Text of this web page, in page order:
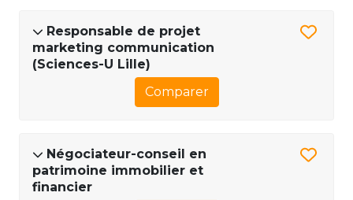
Responsable de projet
marketing communication
(Sciences-U Lille)
Comparer
Négociateur-conseil en
patrimoine immobilier et
financier